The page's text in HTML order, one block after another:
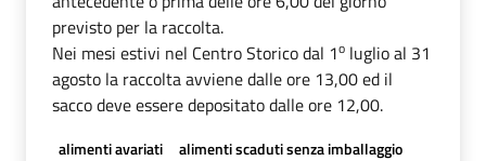
previsto per la raccolta.
Nei mesi estivi nel Centro Storico dal 1o luglio al 31
agosto la raccolta avviene dalle ore 13,00 ed il
sacco deve essere depositato dalle ore 12,00.
alimenti avariati
alimenti scaduti senza imballaggio